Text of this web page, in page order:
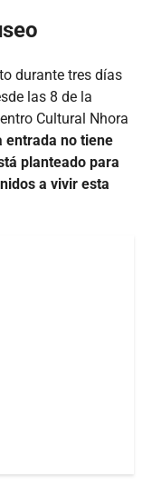
durante tres días
las 8 de la
Cultural Nhora
entrada no tiene
planteado para
a vivir esta